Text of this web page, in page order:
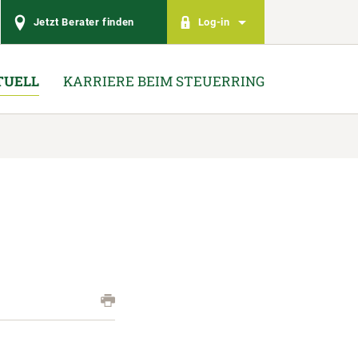
Jetzt Berater finden Log-in
KARRIERE BEIM STEUERRING